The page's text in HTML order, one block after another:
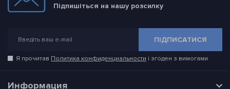
Підпишіться на нашу розсилку
ПІДПИСАТИСЯ
Я прочитав Политика конфиденциальности і згоден з вимогами
Информация